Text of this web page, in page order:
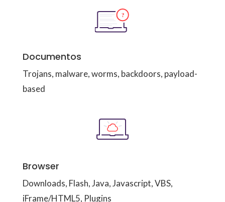
Documentos
Trojans, malware, worms, backdoors, payload-
based
Browser
Downloads, Flash, Java, Javascript, VBS,
iFrame/HTML5, Plugins